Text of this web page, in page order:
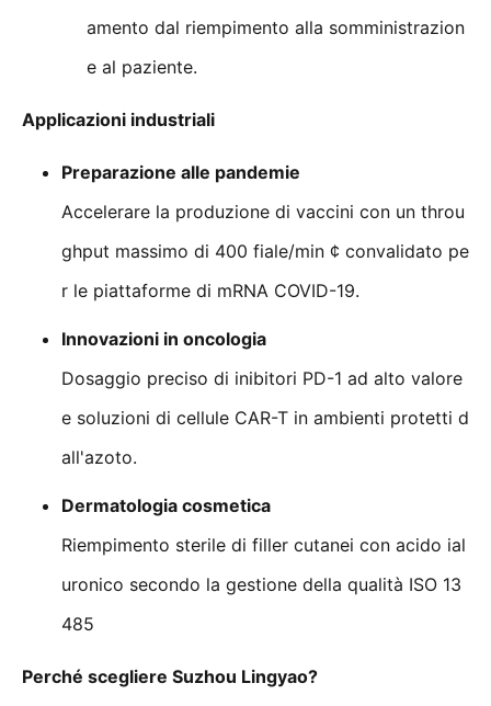
amento dal riempimento alla somministrazion
e al paziente.
Applicazioni industriali
Preparazione alle pandemie
Accelerare la produzione di vaccini con un throu
ghput massimo di 400 fiale/min ¢ convalidato pe
r le piattaforme di mRNA COVID-19.
Innovazioni in oncologia
Dosaggio preciso di inibitori PD-1 ad alto valore
e soluzioni di cellule CAR-T in ambienti protetti d
all'azoto.
Dermatologia cosmetica
Riempimento sterile di filler cutanei con acido ial
uronico secondo la gestione della qualità ISO 13
485
Perché scegliere Suzhou Lingyao?